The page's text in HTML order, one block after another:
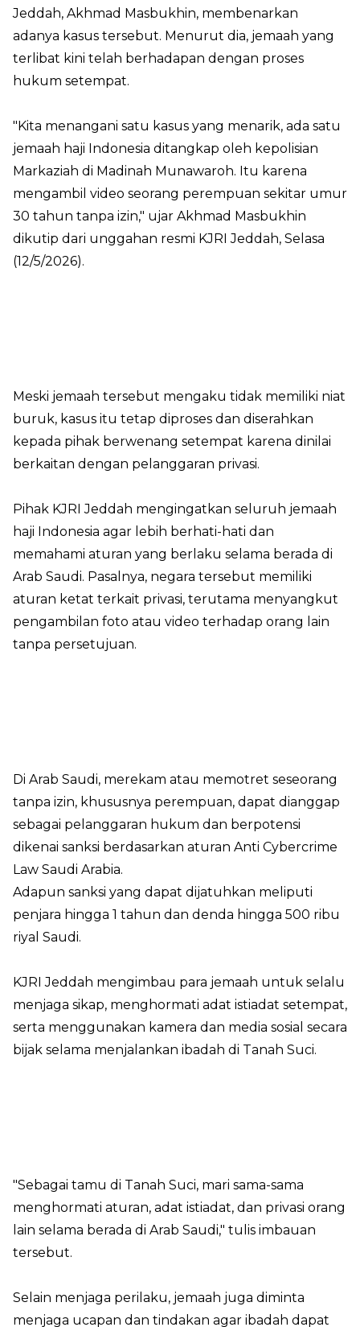
Jeddah, Akhmad Masbukhin, membenarkan
adanya kasus tersebut. Menurut dia, jemaah yang
terlibat kini telah berhadapan dengan proses
hukum setempat.
"Kita menangani satu kasus yang menarik, ada satu
jemaah haji Indonesia ditangkap oleh kepolisian
Markaziah di Madinah Munawaroh. Itu karena
mengambil video seorang perempuan sekitar umur
30 tahun tanpa izin," ujar Akhmad Masbukhin
dikutip dari unggahan resmi KJRI Jeddah, Selasa
(12/5/2026).
Meski jemaah tersebut mengaku tidak memiliki niat
buruk, kasus itu tetap diproses dan diserahkan
kepada pihak berwenang setempat karena dinilai
berkaitan dengan pelanggaran privasi.
Pihak KJRI Jeddah mengingatkan seluruh jemaah
haji Indonesia agar lebih berhati-hati dan
memahami aturan yang berlaku selama berada di
Arab Saudi. Pasalnya, negara tersebut memiliki
aturan ketat terkait privasi, terutama menyangkut
pengambilan foto atau video terhadap orang lain
tanpa persetujuan.
Di Arab Saudi, merekam atau memotret seseorang
tanpa izin, khususnya perempuan, dapat dianggap
sebagai pelanggaran hukum dan berpotensi
dikenai sanksi berdasarkan aturan Anti Cybercrime
Law Saudi Arabia.
Adapun sanksi yang dapat dijatuhkan meliputi
penjara hingga 1 tahun dan denda hingga 500 ribu
riyal Saudi.
KJRI Jeddah mengimbau para jemaah untuk selalu
menjaga sikap, menghormati adat istiadat setempat,
serta menggunakan kamera dan media sosial secara
bijak selama menjalankan ibadah di Tanah Suci.
"Sebagai tamu di Tanah Suci, mari sama-sama
menghormati aturan, adat istiadat, dan privasi orang
lain selama berada di Arab Saudi," tulis imbauan
tersebut.
Selain menjaga perilaku, jemaah juga diminta
menjaga ucapan dan tindakan agar ibadah dapat